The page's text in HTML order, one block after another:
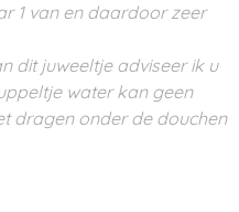
1 van en daardoor zeer
dit juweeltje adviseer ik u
water kan geen
dragen onder de douchen